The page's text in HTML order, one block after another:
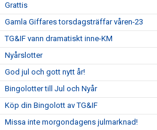
Grattis
Gamla Giffares torsdagsträffar våren-23
TG&IF vann dramatiskt inne-KM
Nyårslotter
God jul och gott nytt år!
Bingolotter till Jul och Nyår
Köp din Bingolott av TG&IF
Missa inte morgondagens julmarknad!